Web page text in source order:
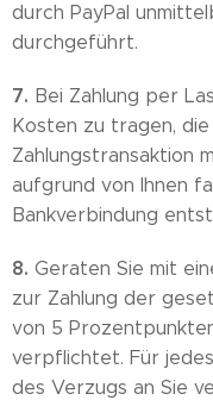
durch PayPal
durchgeführt.
7. Bei Zahlung per
Kosten zu tragen,
Zahlungstransaktion
aufgrund von Ihnen
Bankverbindung
8. Geraten Sie mit
zur Zahlung der
von 5
verpflichtet. Für
des Verzugs an Sie